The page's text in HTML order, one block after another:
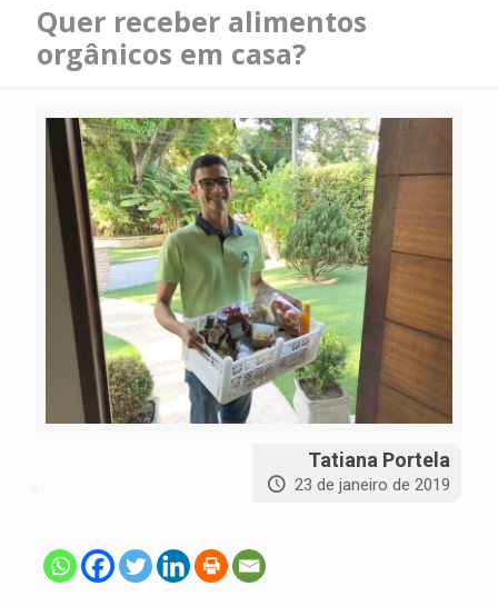
Quer receber alimentos
orgânicos em casa?
Tatiana Portela
23 de janeiro de 2019